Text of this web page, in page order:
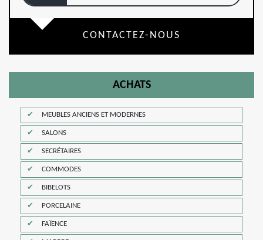
CONTACTEZ-NOUS
ACHATS
MEUBLES ANCIENS ET MODERNES
SALONS
SECRÉTAIRES
COMMODES
BIBELOTS
PORCELAINE
FAÏENCE